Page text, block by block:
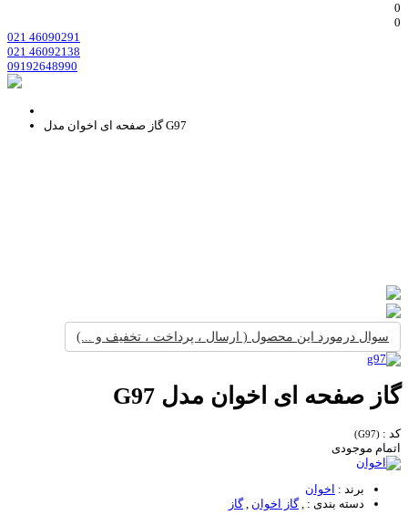
0
0
021 46090291
021 46092138
09192648990
گاز صفحه ای اخوان مدل G97
سوال درمورد این محصول ( ارسال ، پرداخت ، تخفیف و ...)
گاز صفحه ای اخوان مدل G97
کد : (G97)
اتمام موجودی
برند : اخوان
دسته بندی : ,گاز اخوان ,گاز